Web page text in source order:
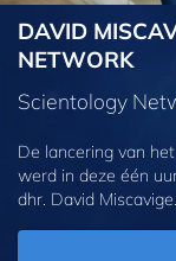
DAVID
NETWORK
Scientology
De lancering van
werd in deze één
dhr. David Miscavige.